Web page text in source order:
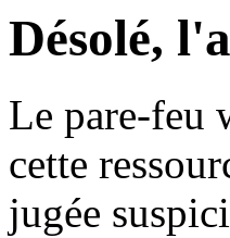
Désolé,
Le pare-feu
cette
jugée